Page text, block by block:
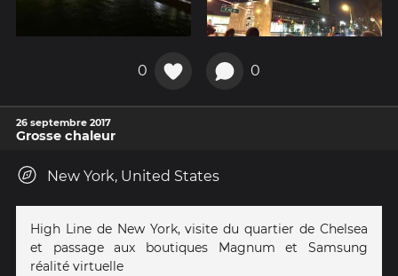
0 0
26 septembre 2017
Grosse chaleur
New York, United States
High Line de New York, visite du quartier de Chelsea
et passage aux boutiques Magnum et Samsung
réalité virtuelle